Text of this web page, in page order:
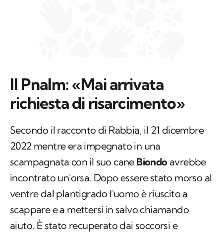
Il Pnalm: «Mai arrivata
richiesta di risarcimento»
Secondo il racconto di Rabbia, il 21 dicembre
2022 mentre era impegnato in una
scampagnata con il suo cane Biondo avrebbe
incontrato un'orsa. Dopo essere stato morso al
ventre dal plantigrado l'uomo è riuscito a
scappare e a mettersi in salvo chiamando
aiuto. È stato recuperato dai soccorsi e